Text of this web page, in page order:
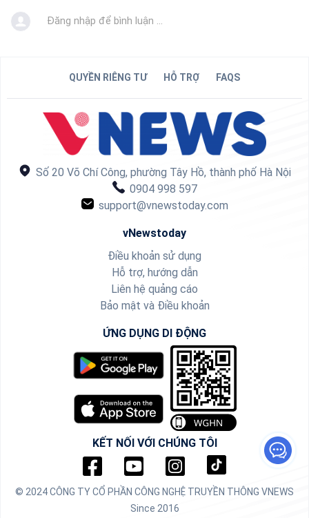
Đăng nhập để bình luận ...
QUYỀN RIÊNG TƯ HỖ TRỢ FAQS
Số 20 Võ Chí Công, phường Tây Hồ, thành phố Hà Nội
0904 998 597
support@vnewstoday.com
vNewstoday
Điều khoản sử dụng
Hỗ trợ, hướng dẫn
Liên hệ quảng cáo
Bảo mật và Điều khoản
ỨNG DỤNG DI ĐỘNG
KẾT NỐI VỚI CHÚNG TÔI
© 2024 CÔNG TY CỔ PHẦN CÔNG NGHỆ TRUYỀN THÔNG VNEWS
Since 2016